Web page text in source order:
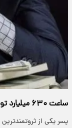
ساعت ۶۳۰ میلیارد تومانی آقازاده ثروتمند! + عکس
پسر یکی از